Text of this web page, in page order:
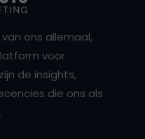
ons allemaal,
voor
de insights,
die ons als